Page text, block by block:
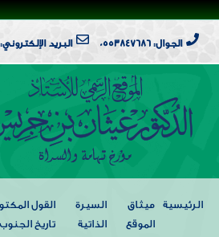
الجوال: 0553847686 البريد الإلكتروني: ghithanjris@gmail.com
الرئيسية
ميثاق
الموقع
السيرة
الذاتية
القول
تاريخ الجنوب